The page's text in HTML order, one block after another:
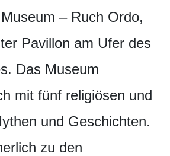
– Ruch Ordo,
Pavillon am Ufer des
Das Museum
mit fünf religiösen und
und Geschichten.
zu den